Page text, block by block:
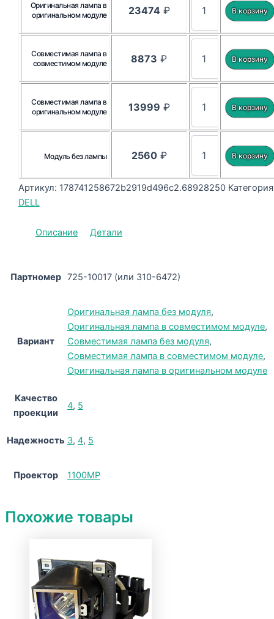
Оригинальная лампа в
оригинальном модуле
23474₽
Совместимая лампа в
совместимом модуле
8873 ₽
Совместимая лампа в
оригинальном модуле
13999 ₽
Модуль без лампы 2560₽
Артикул: 178741258672b2919d496c2.68928250
DELL
Описание Детали
Партномер 725-10017 (или 310-6472)
Вариант
Оригинальная лампа без модуля,
Оригинальная лампа в совместимом модуле,
Совместимая лампа без модуля,
Совместимая лампа в совместимом модуле,
Оригинальная лампа в оригинальном модуле
Качество
проекции
4, 5
Надежность 3, 4, 5
Проектор 1100MP
Похожие товары